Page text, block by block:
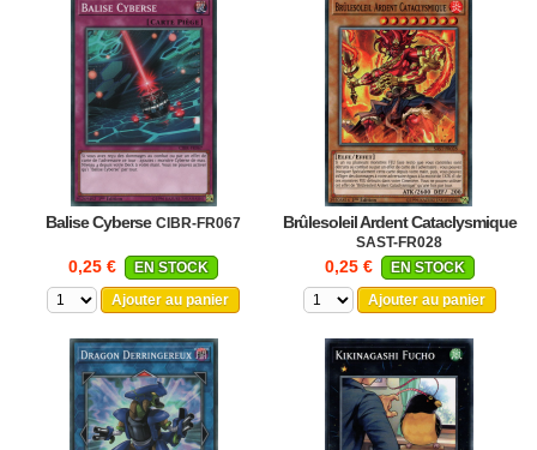
Balise Cyberse CIBR-FR067
0,25 €
EN STOCK
Ajouter au panier
Brûlesoleil Ardent Cataclysmique
SAST-FR028
0,25 €
EN STOCK
Ajouter au panier